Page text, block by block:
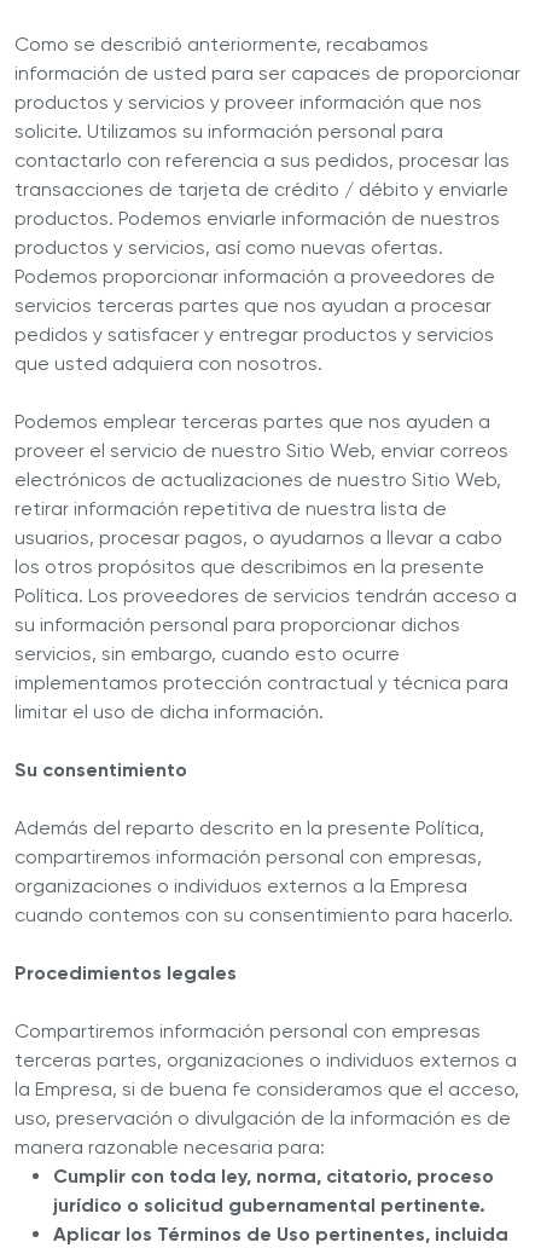
Como se describió anteriormente, recabamos
información de usted para ser capaces de proporcionar
productos y servicios y proveer información que nos
solicite. Utilizamos su información personal para
contactarlo con referencia a sus pedidos, procesar las
transacciones de tarjeta de crédito / débito y enviarle
productos. Podemos enviarle información de nuestros
productos y servicios, así como nuevas ofertas.
Podemos proporcionar información a proveedores de
servicios terceras partes que nos ayudan a procesar
pedidos y satisfacer y entregar productos y servicios
que usted adquiera con nosotros.
Podemos emplear terceras partes que nos ayuden a
proveer el servicio de nuestro Sitio Web, enviar correos
electrónicos de actualizaciones de nuestro Sitio Web,
retirar información repetitiva de nuestra lista de
usuarios, procesar pagos, o ayudarnos a llevar a cabo
los otros propósitos que describimos en la presente
Política. Los proveedores de servicios tendrán acceso a
su información personal para proporcionar dichos
servicios, sin embargo, cuando esto ocurre
implementamos protección contractual y técnica para
limitar el uso de dicha información.
Su consentimiento
Además del reparto descrito en la presente Política,
compartiremos información personal con empresas,
organizaciones o individuos externos a la Empresa
cuando contemos con su consentimiento para hacerlo.
Procedimientos legales
Compartiremos información personal con empresas
terceras partes, organizaciones o individuos externos a
la Empresa, si de buena fe consideramos que el acceso,
uso, preservación o divulgación de la información es de
manera razonable necesaria para:
Cumplir con toda ley, norma, citatorio, proceso
jurídico o solicitud gubernamental pertinente.
Aplicar los Términos de Uso pertinentes, incluida